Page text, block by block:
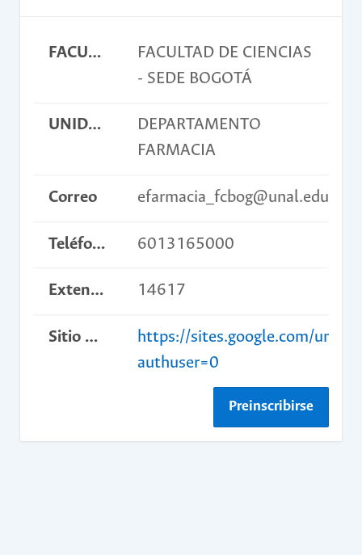
FACULTAD
FACULTAD DE CIENCIAS
- SEDE BOGOTÁ
UNIDAD ACADÉMICA BÁSICA
DEPARTAMENTO
FARMACIA
Correo efarmacia_fcbog@unal.edu.co
Teléfono 6013165000
Extensión 14617
Sitio web del curso
https://sites.google.com/
authuser=0
Preinscribirse